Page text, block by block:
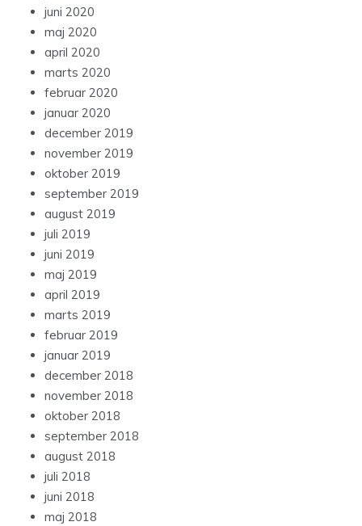
juni 2020
maj 2020
april 2020
marts 2020
februar 2020
januar 2020
december 2019
november 2019
oktober 2019
september 2019
august 2019
juli 2019
juni 2019
maj 2019
april 2019
marts 2019
februar 2019
januar 2019
december 2018
november 2018
oktober 2018
september 2018
august 2018
juli 2018
juni 2018
maj 2018